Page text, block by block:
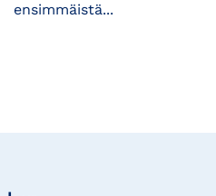
ensimmäistä...